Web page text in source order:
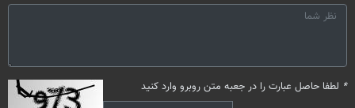
* لطفا حاصل عبارت را در جعبه متن روبرو وارد کنید